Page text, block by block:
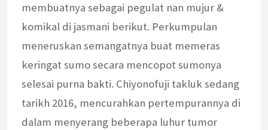
membuatnya sebagai pegulat nan mujur &
komikal di jasmani berikut. Perkumpulan
meneruskan semangatnya buat memeras
keringat sumo secara mencopot sumonya
selesai purna bakti. Chiyonofuji takluk sedang
tarikh 2016, mencurahkan pertempurannya di
dalam menyerang beberapa luhur tumor